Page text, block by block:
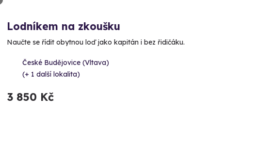
Lodníkem na zkoušku
Naučte se řídit obytnou loď jako kapitán i bez řidičáku.
České Budějovice (Vltava)
(+ 1 další lokalita)
3 850 Kč